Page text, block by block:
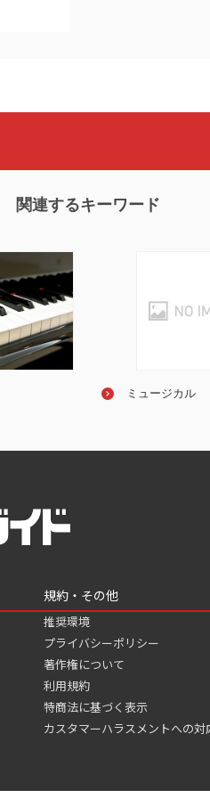
関連するキーワード
ミュージカル
花岡千春ピアノ独奏会
規約・その他
推奨環境
プライバシーポリシー
著作権について
利用規約
特商法に基づく表示
カスタマーハラスメントへの対